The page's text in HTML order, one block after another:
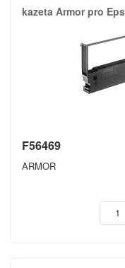
kazeta Armor pro
F56469
ARMOR